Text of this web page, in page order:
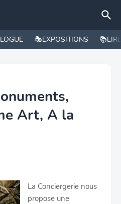
🎭EXPOSITIONS 📚LIRE
Art, A la
La Conciergerie nous
propose une